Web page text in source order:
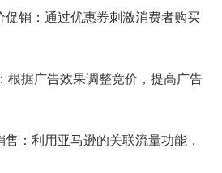
销：通过优惠券刺激消费者购买
根据广告效果调整竞价，提高广告
：利用亚马逊的关联流量功能，